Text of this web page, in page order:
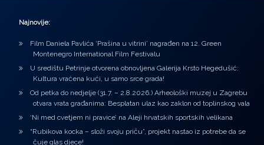
Najnovije:
Film Daniela Pavlića ‘Prašina u vitrini’ nagrađen na 12. Green
Montenegro International Film Festivalu
U središtu Petrinje otvorena obnovljena Galerija Krsto Hegedušić:
Kultura vraćena kući, u samo srce grada!
Od petka do nedjelje (31.7. – 2.8.2026.) Arheološki muzej u Zagrebu
otvara vrata građanima: Besplatan ulaz kao zaklon od toplinskog vala
‘Ni med cvetjem ni pravice’ na Aleji hrvatskih sportskih velikana
“Rubikova kocka – složi svoju priču”, projekt nastao iz potrebe da se
čuje glas djece!